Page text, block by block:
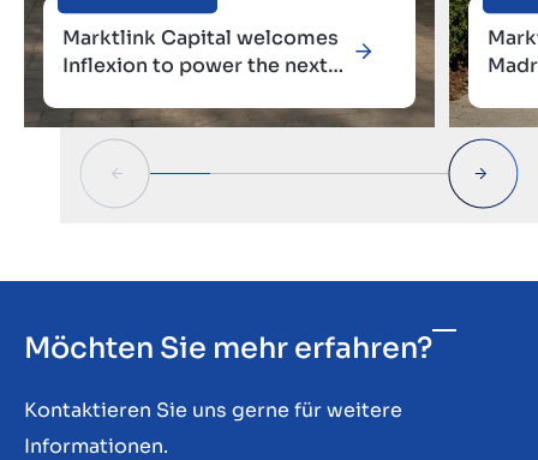
Marktlink Capital welcomes
Inflexion to power the next
Möchten Sie mehr erfahren?
Kontaktieren Sie uns gerne für weitere
Informationen.